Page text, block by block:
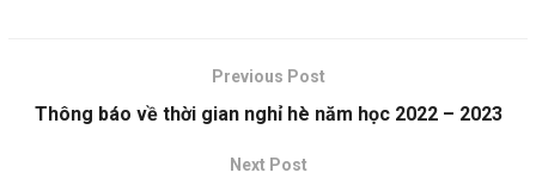
Previous Post
Thông báo về thời gian nghỉ hè năm học 2022 – 2023
Next Post